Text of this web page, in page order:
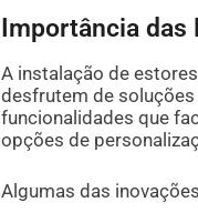
Importância das
A instalação de
desfrutem de
funcionalidades que
opções de
Algumas das